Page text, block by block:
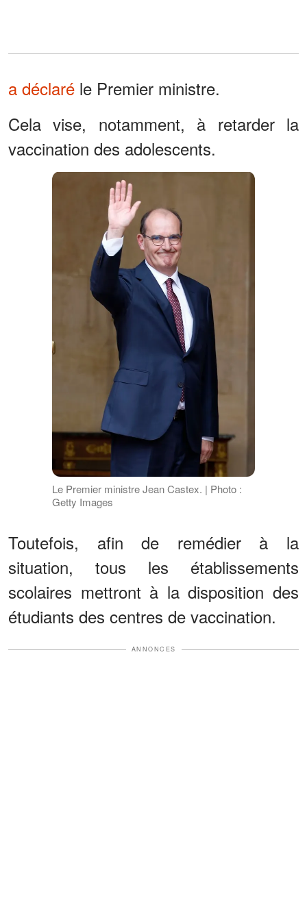
a déclaré le Premier ministre.
Cela vise, notamment, à retarder la
vaccination des adolescents.
Le Premier ministre Jean Castex. | Photo :
Getty Images
Toutefois, afin de remédier à la
situation, tous les établissements
scolaires mettront à la disposition des
étudiants des centres de vaccination.
ANNONCES